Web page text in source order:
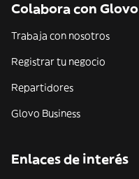
Colabora con Glovo
Trabaja con nosotros
Registrar tu negocio
Repartidores
Glovo Business
Enlaces de interés